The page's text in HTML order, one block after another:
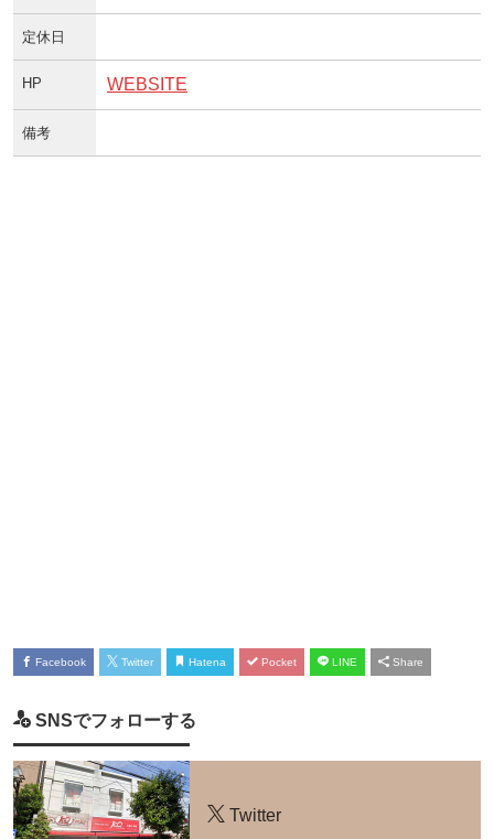
定休日
HP WEBSITE
備考
Facebook Twitter Hatena Pocket LINE Share
SNSでフォローする
Twitter